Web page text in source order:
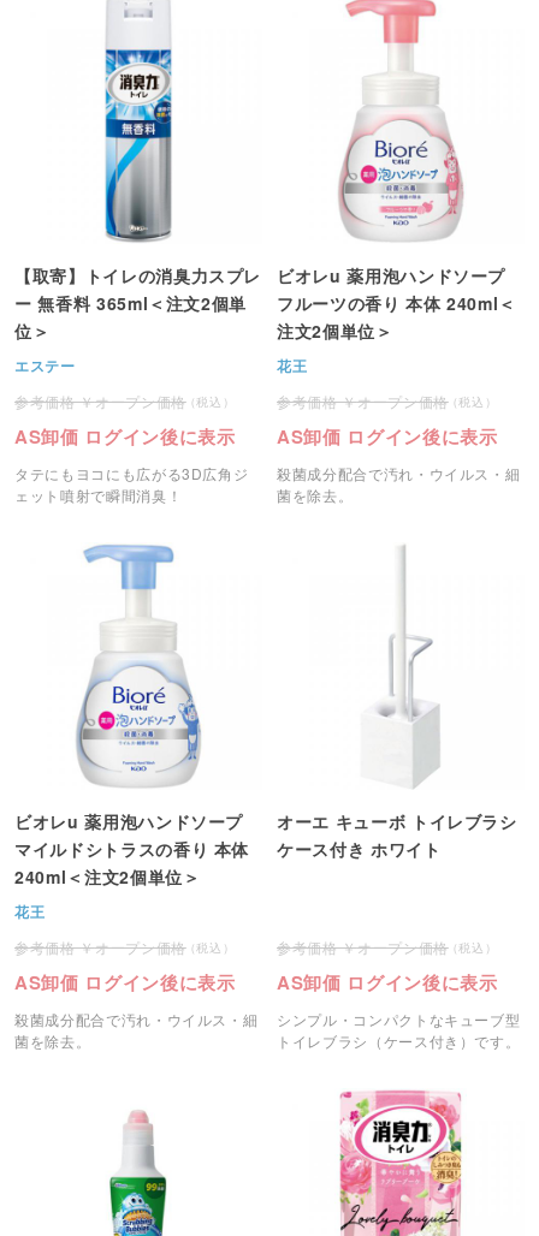
【取寄】トイレの消臭力スプレ
ー 無香料 365ml＜注文2個単
位＞
エステー
オープン価格
AS卸価 ログイン後に表示
タテにもヨコにも広がる3D広角ジ
ェット噴射で瞬間消臭！
ビオレu 薬用泡ハンドソープ
フルーツの香り 本体 240ml＜
注文2個単位＞
花王
オープン価格
AS卸価 ログイン後に表示
殺菌成分配合で汚れ・ウイルス・細
菌を除去。
ビオレu 薬用泡ハンドソープ
マイルドシトラスの香り 本体
240ml＜注文2個単位＞
花王
オープン価格
AS卸価 ログイン後に表示
殺菌成分配合で汚れ・ウイルス・細
菌を除去。
オーエ キューボ トイレブラシ
ケース付き ホワイト
オープン価格
AS卸価 ログイン後に表示
シンプル・コンパクトなキューブ型
トイレブラシ（ケース付き）です。